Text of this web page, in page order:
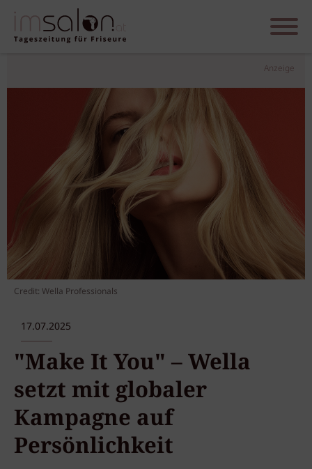
Anzeige
Credit: Wella Professionals
17.07.2025
"Make It You" – Wella
setzt mit globaler
Kampagne auf
Persönlichkeit